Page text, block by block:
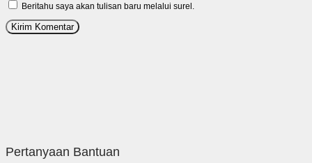
Beritahu saya akan tulisan baru melalui surel.
Pertanyaan Bantuan